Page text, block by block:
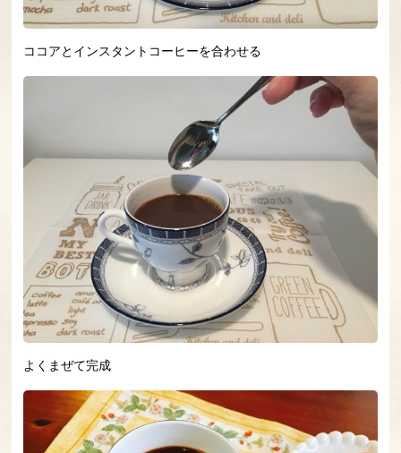
ココアとインスタントコーヒーを合わせる
よくまぜて完成